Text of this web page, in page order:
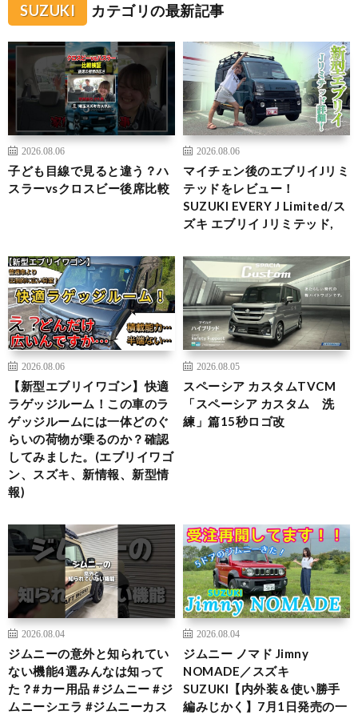
SUZUKI カテゴリの最新記事
2026.08.06
子ども目線で見ると違う？ハ
スラーvsクロスビー後席比較
2026.08.06
マイチェン後のエブリイJリミ
テッドをレビュー！
SUZUKI EVERY J Limited/ス
ズキ エブリイ Jリミテッド,
2026.08.06
【新型エブリイワゴン】快適
ラゲッジルーム！この車のラ
ゲッジルームには一体どのぐ
らいの荷物が乗るのか？確認
してみました。(エブリイワゴ
ン、スズキ、新情報、新型情
報)
2026.08.05
スペーシア カスタムTVCM
「スペーシア カスタム 洗
練」篇15秒ロゴ改
2026.08.04
ジムニーの意外と知られてい
ない機能4選みんなは知って
た？#カー用品 #ジムニー #ジ
ムニーシエラ #ジムニーカス
2026.08.04
ジムニー ノマド Jimny
NOMADE／スズキ
SUZUKI【内外装＆使い勝手
編みじかく】7月1日発売の一